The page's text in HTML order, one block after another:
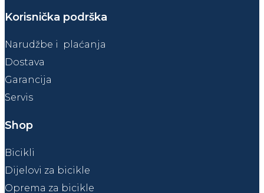
Korisnička podrška
Narudžbe i plaćanja
Dostava
Garancija
Servis
Shop
Bicikli
Dijelovi za bicikle
Oprema za bicikle